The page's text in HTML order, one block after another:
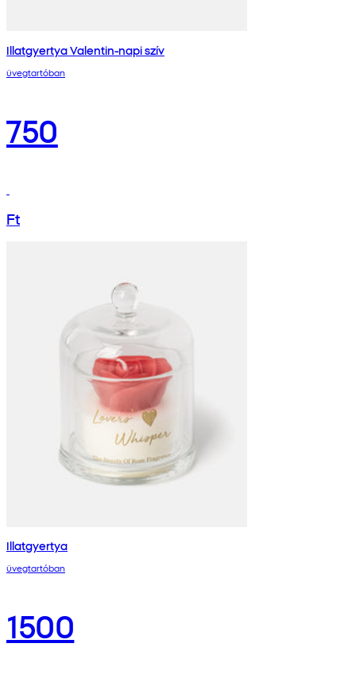
Illatgyertya Valentin-napi szív
üvegtartóban
750
Ft
Illatgyertya
üvegtartóban
1500